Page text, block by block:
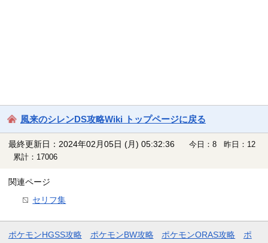
風来のシレンDS攻略Wiki トップページに戻る
最終更新日：2024年02月05日 (月) 05:32:36
今日：8 昨日：12
累計：17006
関連ページ
セリフ集
ポケモンHGSS攻略 ポケモンBW攻略 ポケモンORAS攻略 ポ